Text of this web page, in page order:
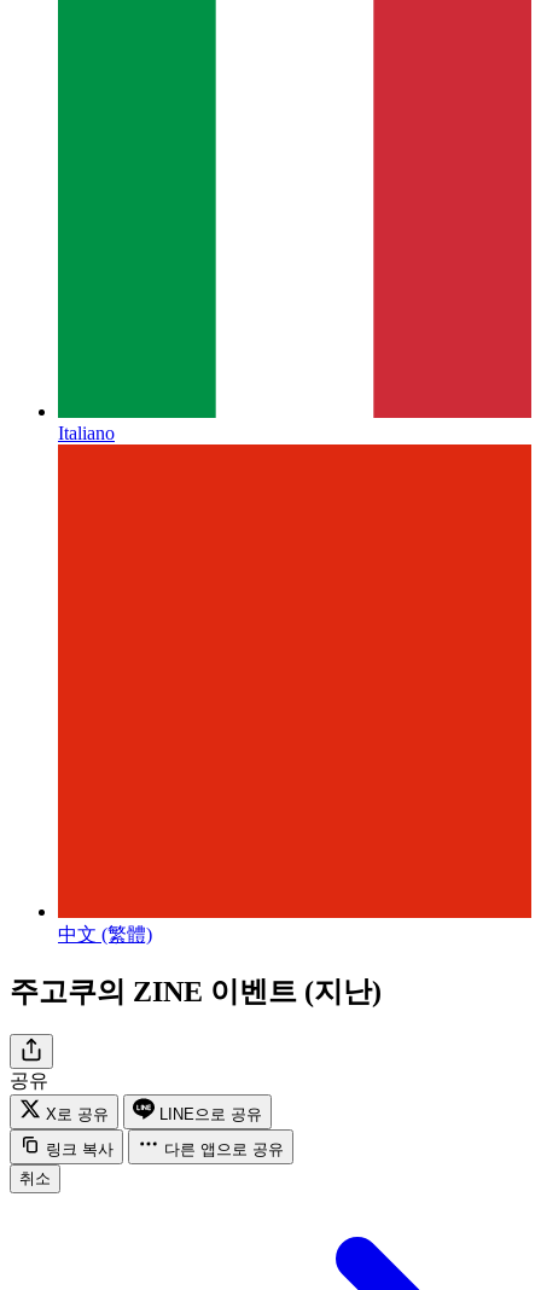
Italiano
中文 (繁體)
주고쿠의 ZINE 이벤트 (지난)
공유
X로 공유
LINE으로 공유
링크 복사
다른 앱으로 공유
취소